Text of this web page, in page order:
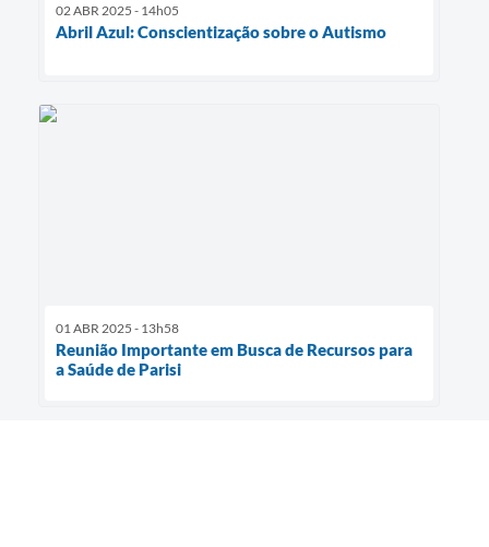
02 ABR 2025 - 14h05
Abril Azul: Conscientização sobre o Autismo
01 ABR 2025 - 13h58
Reunião Importante em Busca de Recursos para
a Saúde de Parisi